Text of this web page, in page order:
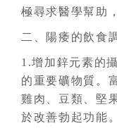
極尋求醫學幫助
二、陽痿的飲食
1.增加鋅元素的
的重要礦物質。
雞肉、豆類、堅
於改善勃起功能。